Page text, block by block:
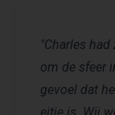
"Charles
om de sfeer
gevoel dat